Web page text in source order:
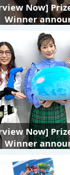
Now]
Winner
Now]
Winner